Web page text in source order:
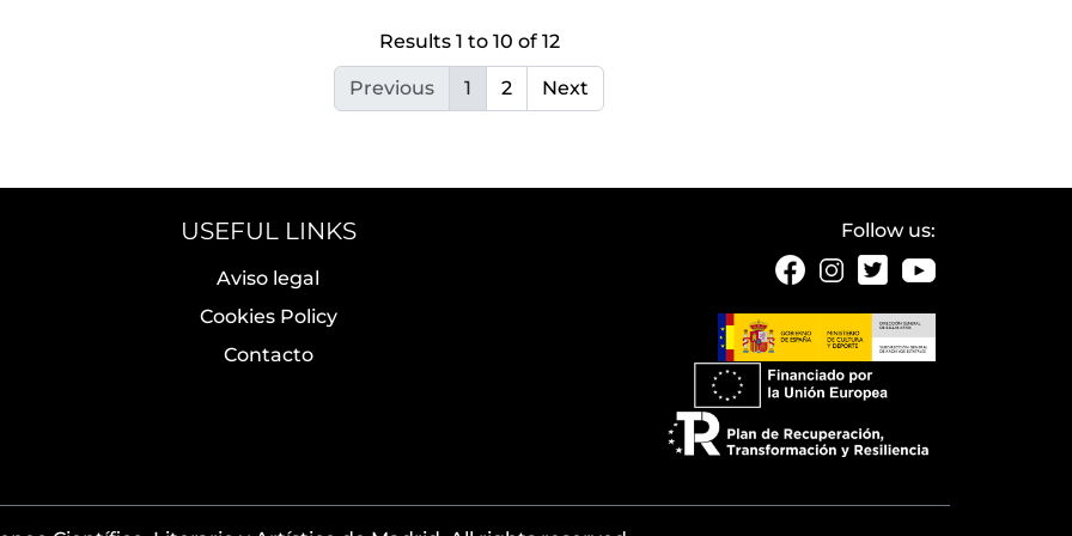
Results 1 to 10 of 12
Previous 1 2 Next
USEFUL LINKS
Aviso legal
Cookies Policy
Contacto
Follow us: